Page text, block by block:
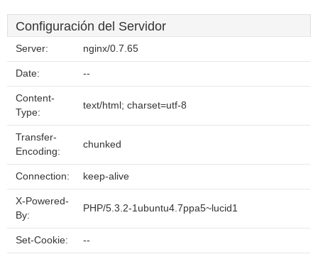
Configuración del Servidor
Server: nginx/0.7.65
Date: --
Content-
Type:
text/html; charset=utf-8
Transfer-
Encoding:
chunked
Connection: keep-alive
X-Powered-
By:
PHP/5.3.2-1ubuntu4.7ppa5~lucid1
Set-Cookie: --